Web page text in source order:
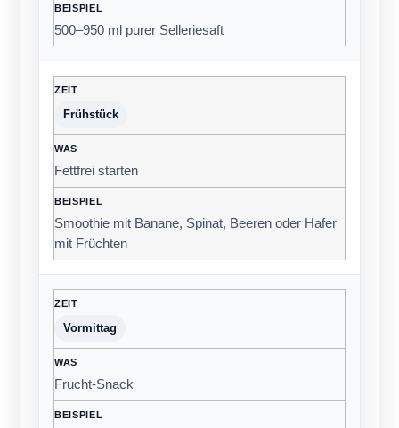
500–950 ml purer Selleriesaft
Frühstück
Fettfrei starten
Smoothie mit Banane, Spinat, Beeren oder Hafer
mit Früchten
Vormittag
Frucht-Snack